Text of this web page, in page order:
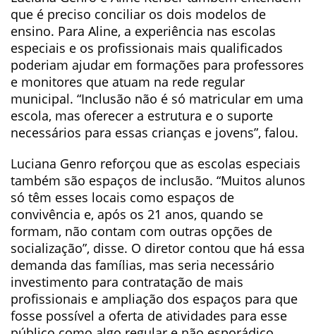
que é preciso conciliar os dois modelos de
ensino. Para Aline, a experiência nas escolas
especiais e os profissionais mais qualificados
poderiam ajudar em formações para professores
e monitores que atuam na rede regular
municipal. “Inclusão não é só matricular em uma
escola, mas oferecer a estrutura e o suporte
necessários para essas crianças e jovens”, falou.
Luciana Genro reforçou que as escolas especiais
também são espaços de inclusão. “Muitos alunos
só têm esses locais como espaços de
convivência e, após os 21 anos, quando se
formam, não contam com outras opções de
socialização”, disse. O diretor contou que há essa
demanda das famílias, mas seria necessário
investimento para contratação de mais
profissionais e ampliação dos espaços para que
fosse possível a oferta de atividades para esse